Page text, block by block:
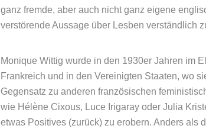
ganz fremde, aber auch nicht ganz eigene
verstörende Aussage über Lesben verständlich
Monique Wittig wurde in den 1930er Jahren im
Frankreich und in den Vereinigten Staaten, wo
Gegensatz zu anderen französischen
wie Hélène Cixous, Luce Irigaray oder Julia
etwas Positives (zurück) zu erobern. Anders als